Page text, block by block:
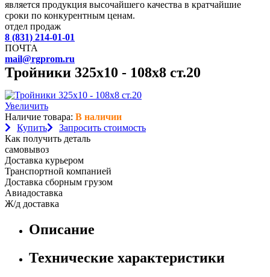
является продукция высочайшего качества в кратчайшие
сроки по конкурентным ценам.
отдел продаж
8 (831) 214-01-01
ПОЧТА
mail@rgprom.ru
Тройники 325х10 - 108х8 ст.20
Увеличить
Наличие товара: В наличии
Купить
Запросить стоимость
Как получить деталь
самовывоз
Доставка курьером
Транспортной компанией
Доставка сборным грузом
Авиадоставка
Ж/д доставка
Описание
Технические характеристики